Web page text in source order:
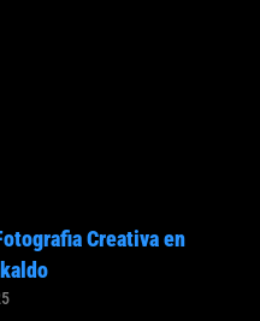
Creativa en